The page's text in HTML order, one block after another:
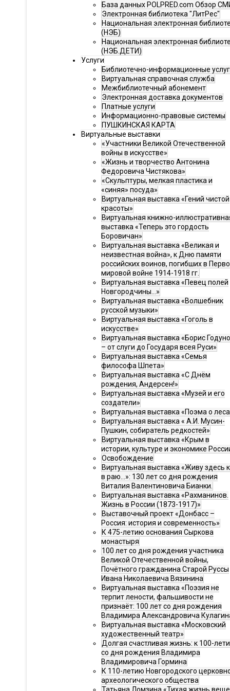
База данных POLPRED.com Обзор
Электронная библиотека "ЛитРес"
Национальная электронная
(НЭБ)
Национальная электронная
(НЭБ.ДЕТИ)
Услуги
Библиотечно-информационные
Виртуальная справочная служба
Межбиблиотечный абонемент
Электронная доставка документов
Платные услуги
Информационно-правовые системы
ПУШКИНСКАЯ КАРТА
Виртуальные выставки
«Участники Великой Отечественной
войны в искусстве»
«Жизнь и творчество Антонина
Федоровича Чистякова»
«Скульптуры, мелкая пластика и
«синяя» посуда»
Виртуальная выставка «Гений чистой
красоты»
Виртуальная книжно-
выставка «Теперь это гордость
Боровичан»
Виртуальная выставка «Великая и
неизвестная война», к Дню памяти
российских воинов, погибших в
мировой войне 1914-1918 гг.
Виртуальная выставка «Певец полей
Новгородчины…»
Виртуальная выставка «Волшебник
русской музыки»
Виртуальная выставка «Гоголь в
искусстве»
Виртуальная выставка «Борис
– от слуги до Государя всея Руси»
Виртуальная выставка «Семья
философа Шпета»
Виртуальная выставка «С Днём
рождения, Андерсен!»
Виртуальная выставка «Музей и его
создатели»
Виртуальная выставка «Поэма о
Виртуальная выставка « А.И. Мусин-
Пушкин, собиратель редкостей»
Виртуальная выставка «Крым в
истории, культуре и экономике
Освобождение
Виртуальная выставка «Живу здесь
в раю…»: 130 лет со дня рождения
Виталия Валентиновича Бианки.
Виртуальная выставка «Рахманинов.
Жизнь в России (1873-1917)»
Выставочный проект «Донбасс –
Россия: история и современность»
К 475-летию основания Сыркова
монастыря
100 лет со дня рождения участника
Великой Отечественной войны,
Почётного гражданина Старой Руссы
Ивана Николаевича Вязинина
Виртуальная выставка «Поэзия не
терпит лености, фальшивости не
признаёт: 100 лет со дня рождения
Владимира Александровича
Виртуальная выставка «Московский
художественный театр»
Долгая счастливая жизнь: к 100-
со дня рождения Владимира
Владимировича Гормина
К 110-летию Новгородского
археологического общества